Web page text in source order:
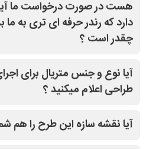
هست در صورت درخواست ما
دارد که رندر حرفه ای تری به
چقدر است ؟
تغییرات(مشاوره رایگان)،سفارش
سپس از دفتر فنی سایت نماپلان
آیا نوع و جنس متریال برای
طراحی اعلام میکنید ؟
آیا نقشه سازه این طرح را هم